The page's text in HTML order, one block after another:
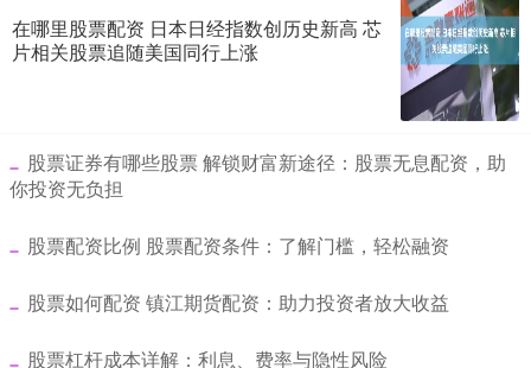
在哪里股票配资 日本日经指数创历史新高 芯
片相关股票追随美国同行上涨
​股票证券有哪些股票 解锁财富新途径：股票无息配资，助
你投资无负担
​股票配资比例 股票配资条件：了解门槛，轻松融资
​股票如何配资 镇江期货配资：助力投资者放大收益
​股票杠杆成本详解：利息、费率与隐性风险